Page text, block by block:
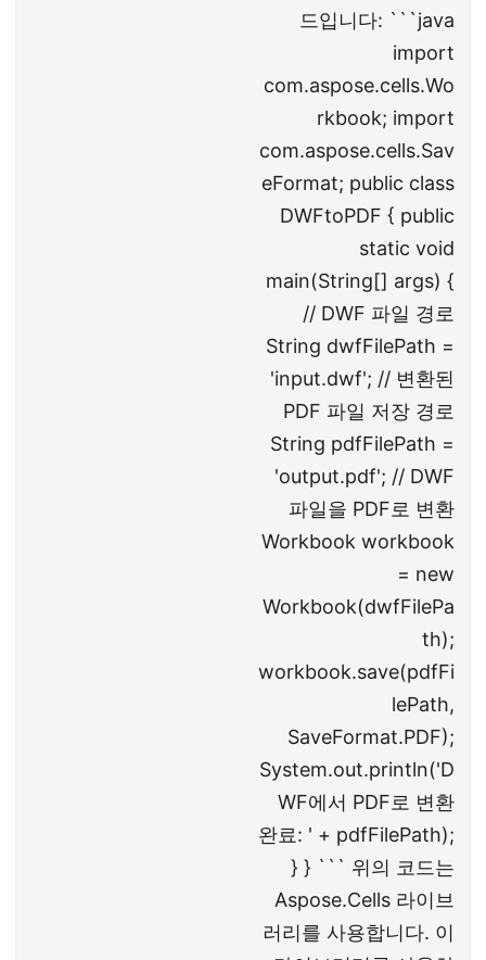
드입니다: ```java
import
com.aspose.cells.Wo
rkbook; import
com.aspose.cells.Sav
eFormat; public class
DWFtoPDF { public
static void
main(String[] args) {
// DWF 파일 경로
String dwfFilePath =
'input.dwf'; // 변환된
PDF 파일 저장 경로
String pdfFilePath =
'output.pdf'; // DWF
파일을 PDF로 변환
Workbook workbook
= new
Workbook(dwfFilePa
th);
workbook.save(pdfFi
lePath,
SaveFormat.PDF);
System.out.println('D
WF에서 PDF로 변환
완료: ' + pdfFilePath);
} } ``` 위의 코드는
Aspose.Cells 라이브
러리를 사용합니다. 이